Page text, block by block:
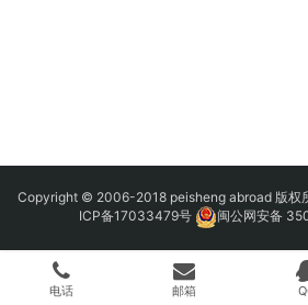
Copyright © 2006-2018 peisheng abroad 版权
ICP备17033479号
闽公网安备
电话 邮箱